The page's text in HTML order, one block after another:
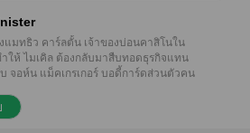
แมทธิว คาร์ลตั้น เจ้าของบ่อนคาสิโนใน
ำให้ ไมเคิล ต้องกลับมาสืบทอดธุรกิจแทน
จอห์น แม็คเกรเกอร์ บอดี้การ์ดส่วนตัวคน
กลับมาหลอกหลอนอีกครั้ง ยิ่งพยายามหนีก็
ท่ามกลางสายตาของใครคนหนึ่งที่แอบ